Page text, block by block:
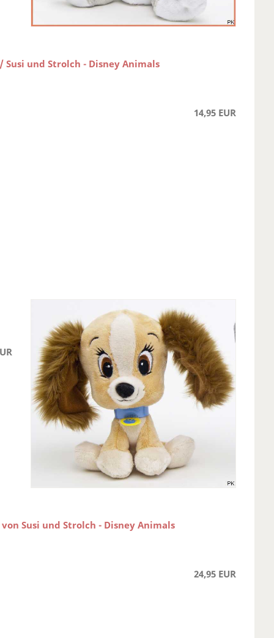
Susi und Strolch - Disney Animals
14,95 EUR
von Susi und Strolch - Disney Animals
24,95 EUR